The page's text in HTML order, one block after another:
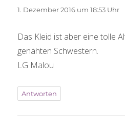
1. Dezember 2016 um 18:53 Uhr
Das Kleid ist aber eine tolle
genähten Schwestern.
LG Malou
Antworten